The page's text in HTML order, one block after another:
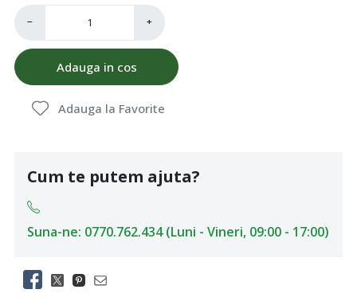
− +
Adauga in cos
Adauga la Favorite
Cum te putem ajuta?
Suna-ne: 0770.762.434 (Luni - Vineri, 09:00 - 17:00)